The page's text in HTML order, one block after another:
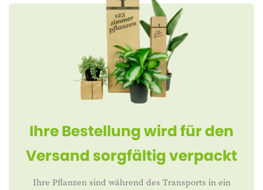
Ihre Bestellung wird für den
Versand sorgfältig verpackt
Ihre Pflanzen sind während des Transports in ein